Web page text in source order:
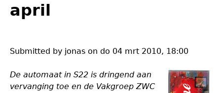
here
april
Submitted by jonas on do 04 mrt 2010, 18:00
De automaat in S22 is dringend aan
vervanging toe en de Vakgroep ZWC